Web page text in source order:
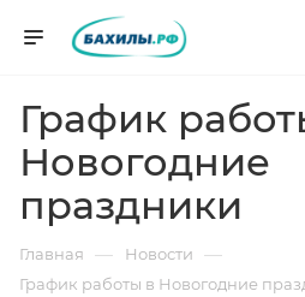
График
Новогодние
праздники
Главная — Новости —
График работы в Новогодние